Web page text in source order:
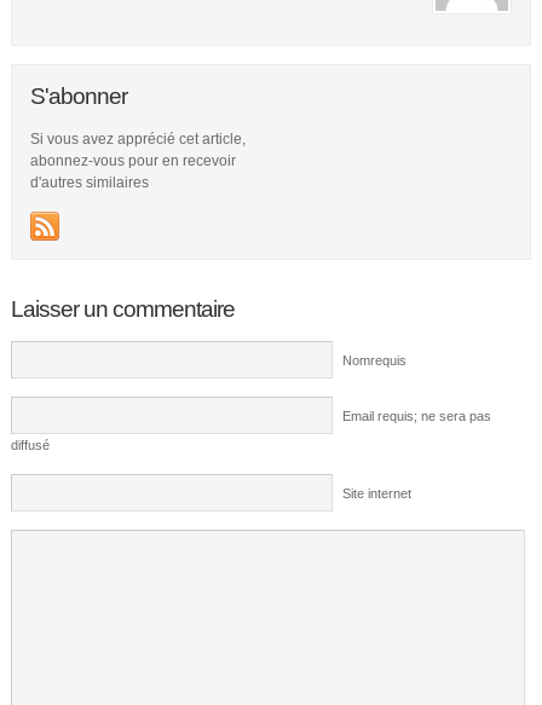
S'abonner
Si vous avez apprécié cet article,
abonnez-vous pour en recevoir
d'autres similaires
Laisser un commentaire
Nomrequis
Email requis; ne sera pas
diffusé
Site internet